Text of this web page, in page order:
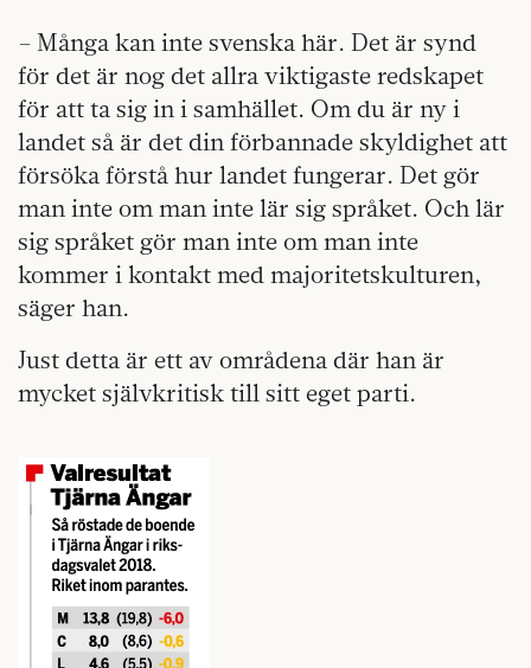
– Många kan inte svenska här. Det är synd
för det är nog det allra viktigaste redskapet
för att ta sig in i samhället. Om du är ny i
landet så är det din förbannade skyldighet att
försöka förstå hur landet fungerar. Det gör
man inte om man inte lär sig språket. Och lär
sig språket gör man inte om man inte
kommer i kontakt med majoritetskulturen,
säger han.
Just detta är ett av områdena där han är
mycket självkritisk till sitt eget parti.